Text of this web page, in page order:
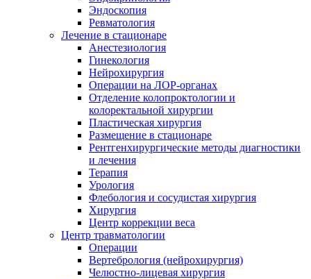
Эндоскопия
Ревматология
Лечение в стационаре
Анестезиология
Гинекология
Нейрохирургия
Операции на ЛОР-органах
Отделение колопроктологии и
колоректальной хирургии
Пластическая хирургия
Размещение в стационаре
Рентгенхирургические методы диагностики
и лечения
Терапия
Урология
Флебология и сосудистая хирургия
Хирургия
Центр коррекции веса
Центр травматологии
Операции
Вертебрология (нейрохирургия)
Челюстно-лицевая хирургия